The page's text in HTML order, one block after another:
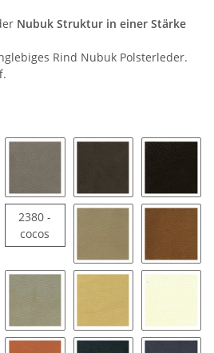
Nubuk Struktur in einer Stärke
Rind Nubuk Polsterleder.
1396 - dolomiti2116 - chocolate
2220 -
torf
2380 -
cocos
2420 - dune 2443 -
steppe3546 - vanille3719 - sandbeige
3896 -